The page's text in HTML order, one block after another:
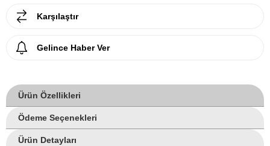
Karşılaştır
Gelince Haber Ver
Ürün Özellikleri
Ödeme Seçenekleri
Ürün Detayları